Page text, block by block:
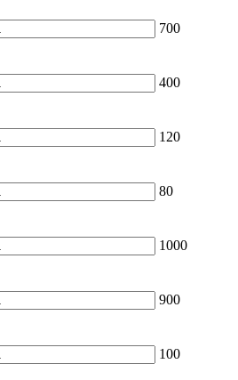
700
400
120
80
1000
900
100